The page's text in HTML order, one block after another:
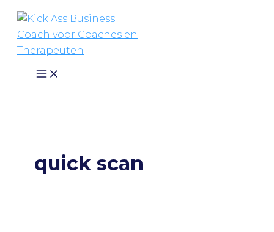
Ga
naar
quick scan